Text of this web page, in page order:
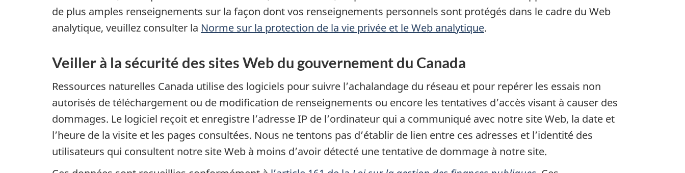
de plus amples renseignements sur la façon dont vos renseignements personnels sont protégés dans le cadre du Web
analytique, veuillez consulter la Norme sur la protection de la vie privée et le Web analytique.
Veiller à la sécurité des sites Web du gouvernement du Canada
Ressources naturelles Canada utilise des logiciels pour suivre l’achalandage du réseau et pour repérer les essais non
autorisés de téléchargement ou de modification de renseignements ou encore les tentatives d’accès visant à causer des
dommages. Le logiciel reçoit et enregistre l’adresse IP de l’ordinateur qui a communiqué avec notre site Web, la date et
l’heure de la visite et les pages consultées. Nous ne tentons pas d’établir de lien entre ces adresses et l’identité des
utilisateurs qui consultent notre site Web à moins d’avoir détecté une tentative de dommage à notre site.